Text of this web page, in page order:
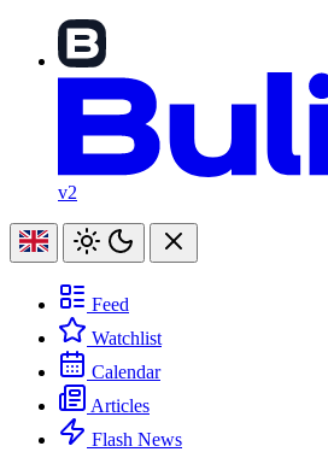
v2
Feed
Watchlist
Calendar
Articles
Flash News